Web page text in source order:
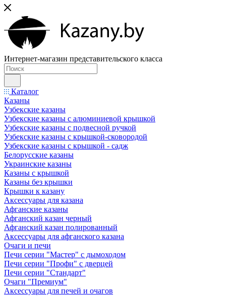
Интернет-магазин представительского класса
Каталог
Казаны
Узбекские казаны
Узбекские казаны с алюминиевой крышкой
Узбекские казаны с подвесной ручкой
Узбекские казаны с крышкой-сковородой
Узбекские казаны с крышкой - садж
Белорусские казаны
Украинские казаны
Казаны с крышкой
Казаны без крышки
Крышки к казану
Аксессуары для казана
Афганские казаны
Афганский казан черный
Афганский казан полированный
Аксессуары для афганского казана
Очаги и печи
Печи серии "Мастер" с дымоходом
Печи серии "Профи" с дверцей
Печи серии "Стандарт"
Очаги "Премиум"
Аксессуары для печей и очагов